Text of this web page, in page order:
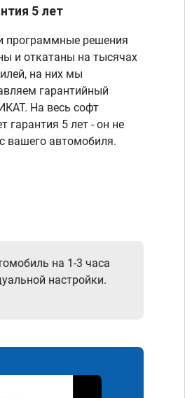
5 лет
программные решения
и откатаны на тысячах
на них мы
гарантийный
На весь софт
гарантия 5 лет - он не
вашего автомобиля.
на 1-3 часа
настройки.